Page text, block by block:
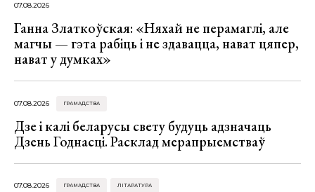
07.08.2026
Ганна Златкоўская: «Няхай не перамаглі, але
магчы — гэта рабіць і не здавацца, нават цяпер,
нават у думках»
07.08.2026 ГРАМАДСТВА
Дзе і калі беларусы свету будуць адзначаць
Дзень Годнасці. Расклад мерапрыемстваў
07.08.2026 ГРАМАДСТВА ЛІТАРАТУРА